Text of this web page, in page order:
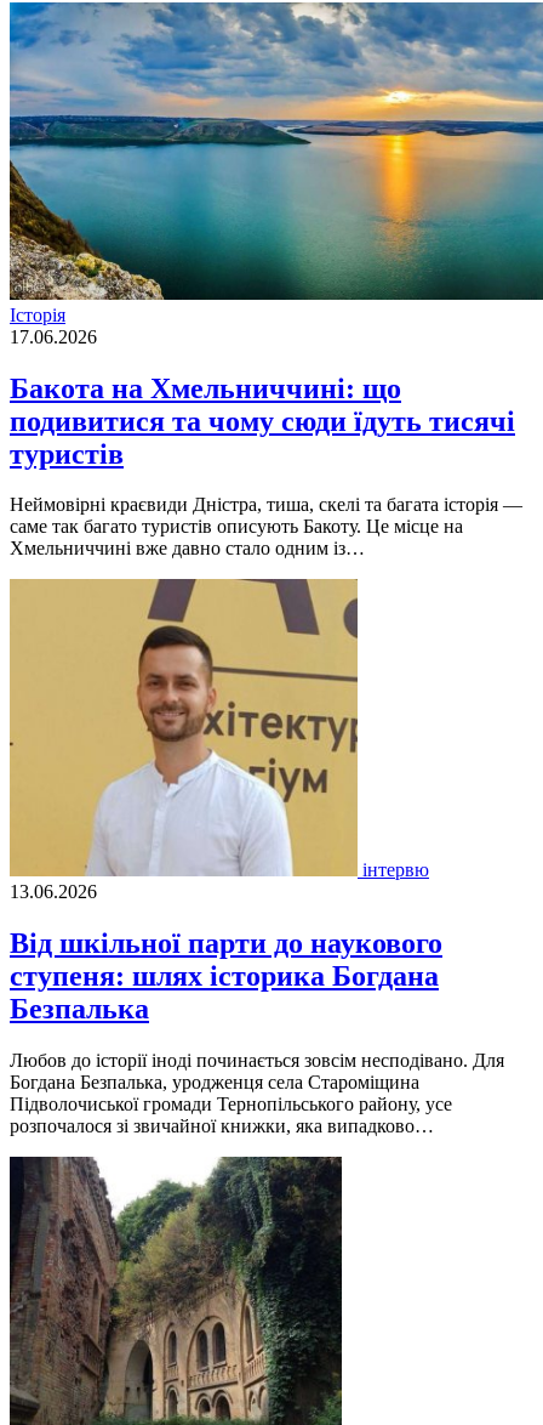
Історія
17.06.2026
Бакота на Хмельниччині: що
подивитися та чому сюди їдуть тисячі
туристів
Неймовірні краєвиди Дністра, тиша, скелі та багата історія —
саме так багато туристів описують Бакоту. Це місце на
Хмельниччині вже давно стало одним із…
інтервю
13.06.2026
Від шкільної парти до наукового
ступеня: шлях історика Богдана
Безпалька
Любов до історії іноді починається зовсім несподівано. Для
Богдана Безпалька, уродженця села Староміщина
Підволочиської громади Тернопільського району, усе
розпочалося зі звичайної книжки, яка випадково…